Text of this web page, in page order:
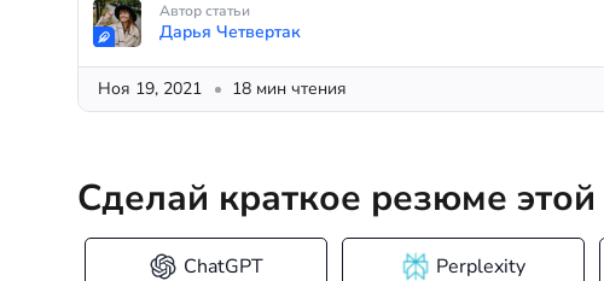
Автор статьи
Дарья Четвертак
Ноя 19, 2021 18 мин чтения
Сделай краткое резюме
ChatGPT Perplexity